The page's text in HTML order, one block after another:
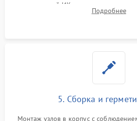
неисправной ИК-подсветки или
очистка плат и удалениеПодробнее
5. Сборка и
Монтаж узлов в корпус с